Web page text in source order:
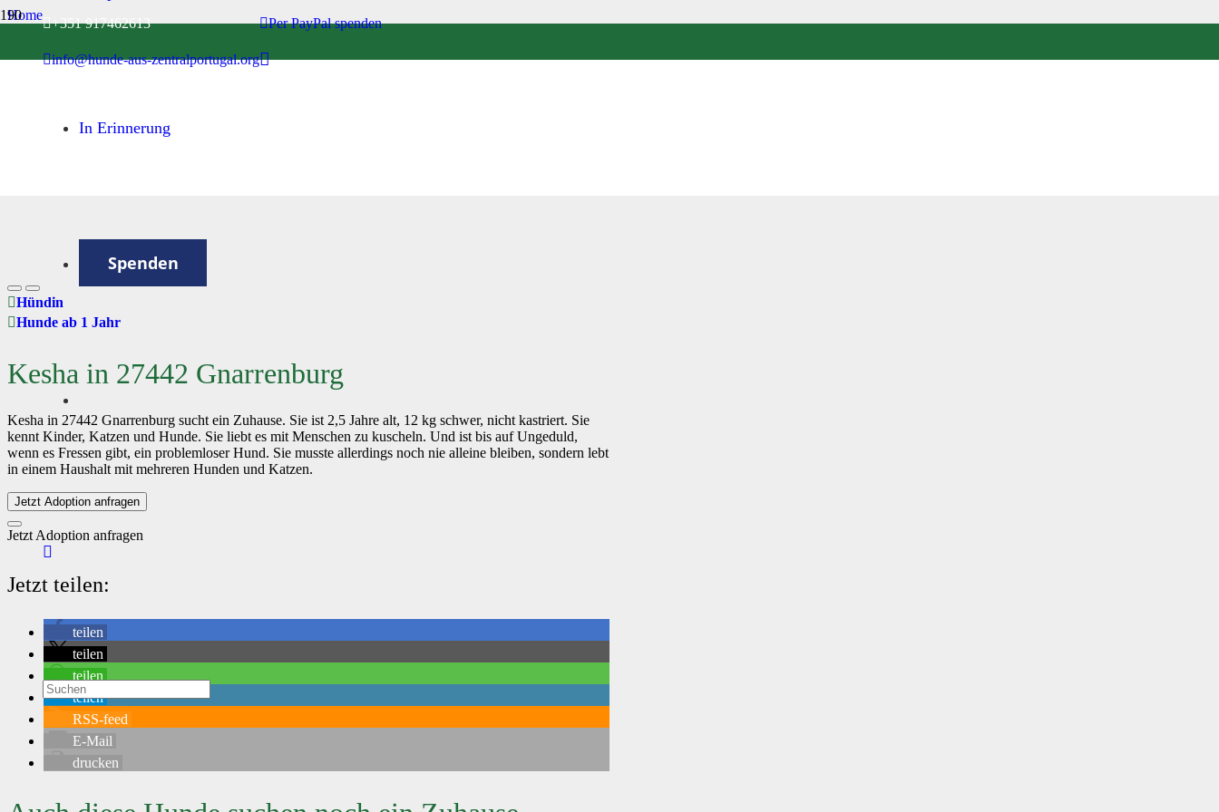
+351 917462613
info@hunde-aus-zentralportugal.org
Per PayPal spenden
In Erinnerung
Spenden
Home
Hunde ab 1 Jahr
Hündin
Hunde ab 1 Jahr
Kesha in 27442 Gnarrenburg
Kesha in 27442 Gnarrenburg sucht ein Zuhause. Sie ist 2,5 Jahre alt, 12 kg schwer, nicht kastriert. Sie
kennt Kinder, Katzen und Hunde. Sie liebt es mit Menschen zu kuscheln. Und ist bis auf Ungeduld,
wenn es Fressen gibt, ein problemloser Hund. Sie musste allerdings noch nie alleine bleiben, sondern lebt
in einem Haushalt mit mehreren Hunden und Katzen.
Jetzt Adoption anfragen
Jetzt Adoption anfragen
Jetzt teilen:
teilen
teilen
teilen
teilen
RSS-feed
E-Mail
drucken